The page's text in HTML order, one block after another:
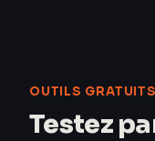
OUTILS GRATUITS
Testez